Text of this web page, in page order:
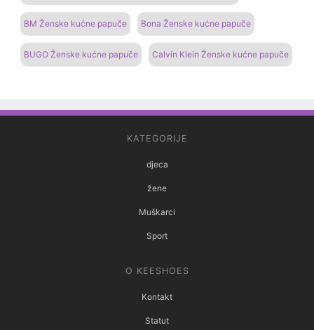
BM Ženske kućne papuče Bona Ženske kućne papuče
BUGO Ženske kućne papuče Calvin Klein Ženske kućne papuče
KATEGORIJE
djeca
žene
Muškarci
Sport
O KEESHOES
Kontakt
Statut